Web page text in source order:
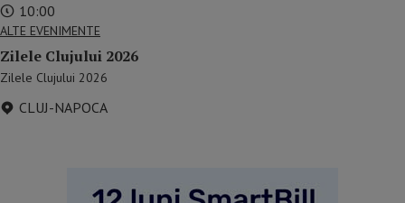
10:00
ALTE EVENIMENTE
Zilele Clujului 2026
Zilele Clujului 2026
CLUJ-NAPOCA